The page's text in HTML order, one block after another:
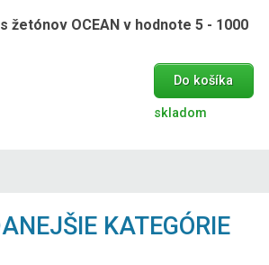
žetónov OCEAN v hodnote 5 - 1000
Do košíka
skladom
KATEGÓRIE